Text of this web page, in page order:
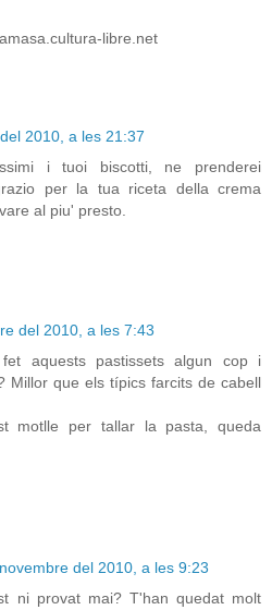
libre.net
2010, a les 21:37
i tuoi biscotti, ne prenderei
per la tua riceta della crema
al piu' presto.
del 2010, a les 7:43
aquests pastissets algun cop i
Millor que els típics farcits de cabell
motlle per tallar la pasta, queda
del 2010, a les 9:23
ni provat mai? T'han quedat molt